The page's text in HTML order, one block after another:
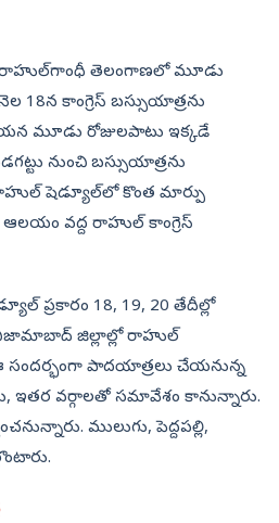
రాహుల్‌గాంధీ తెలంగాణలో మూడు
18న కాంగ్రెస్‌ బస్సుయాత్రను
మూడు రోజులపాటు ఇక్కడే
నుంచి బస్సుయాత్రను
షెడ్యూల్‌లో కొంత మార్పు
వద్ద రాహుల్‌ కాంగ్రెస్‌
ప్రకారం 18, 19, 20 తేదీల్లో
నిజామాబాద్‌ జిల్లాల్లో రాహుల్‌
సందర్భంగా పాదయాత్రలు చేయనున్న
ఇతర వర్గాలతో సమావేశం కానున్నారు.
ములుగు, పెద్దపల్లి,